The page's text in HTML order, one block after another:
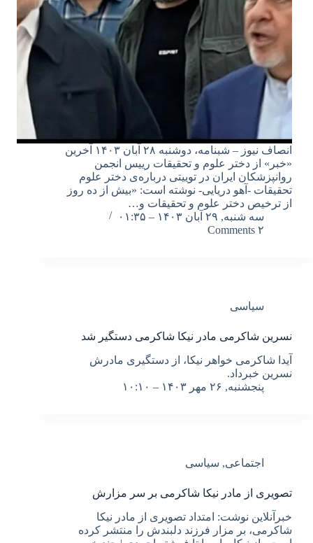
انصاف نیوز – شبنامه، دوشنبه ۲۸ آبان ۱۴۰۳ آخرین
«خبر» از دختر علوم و تحقیقات رییس انجمن
روانپزشکان ایران در توییتی درباره‌ی دختر علوم
تحقیقات -آهو دریایی- نوشته است: «بیش از ده روز
از ترخیص ⁧دختر علوم و تحقیقات⁩ و…
سه شنبه, ۲۹ آبان ۱۴۰۳ – ۰۱:۳۵
۲ Comments
سیاسی
نسرین شاکرمی مادر نیکا شاکرمی دستگیر شد
آیدا شاکرمی خواهر نیکا، از دستگیری مادرش
نسرین خبرداد.
پنجشنبه, ۲۶ مهر ۱۴۰۳ – ۱۰:۱۰
اجتماعی, سیاسی
تصویری از مادر نیکا شاکرمی بر سر مزارش
خبرآنلاین نوشت: امتداد تصویری از مادر نیکا
شاکرمی، بر مزار فرزند دلبندش را منتشر کرده